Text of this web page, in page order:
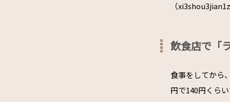
（
飲食店で「
食事をしてから
円で140円くら